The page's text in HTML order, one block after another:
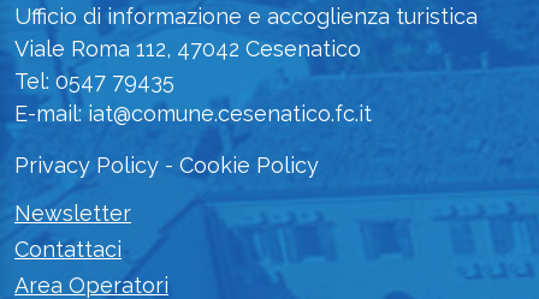
Ufficio di informazione e accoglienza turistica
Viale Roma 112, 47042 Cesenatico
Tel: 0547 79435
E-mail: iat@comune.cesenatico.fc.it
Privacy Policy - Cookie Policy
Newsletter
Contattaci
Area Operatori